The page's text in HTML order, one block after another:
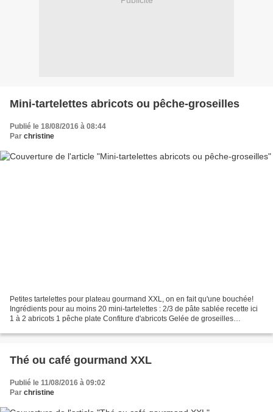
Mini-tartelettes abricots ou pêche-groseilles
Publié le 18/08/2016 à 08:44
Par christine
Petites tartelettes pour plateau gourmand XXL, on en fait qu'une bouchée!
Ingrédients pour au moins 20 mini-tartelettes : 2/3 de pâte sablée recette ici
1 à 2 abricots 1 pêche plate Confiture d'abricots Gelée de groseilles
Thé ou café gourmand XXL
Publié le 11/08/2016 à 09:02
Par christine